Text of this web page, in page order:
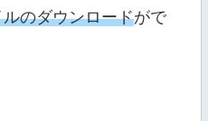
のダウンロードがで